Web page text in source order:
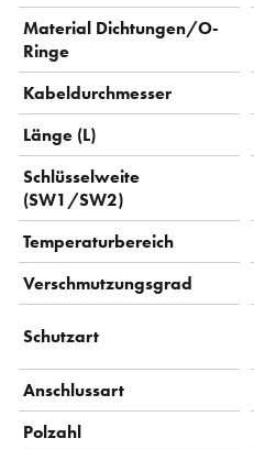
Material Dichtungen/O-
Ringe
Kabeldurchmesser
Länge (L)
Schlüsselweite
(SW1/SW2)
Temperaturbereich
Verschmutzungsgrad
Schutzart
Anschlussart
Polzahl